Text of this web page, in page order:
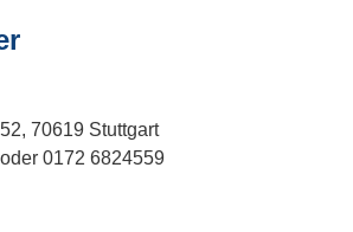
70619 Stuttgart
0172 6824559